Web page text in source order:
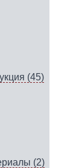
(45)
(2)